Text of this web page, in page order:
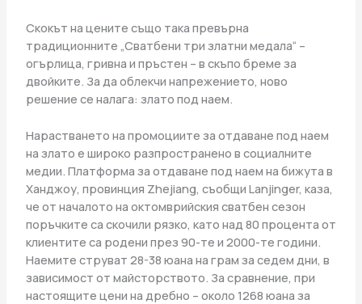
Скокът на цените също така превърна
традиционните „Сватбени три златни медала“ –
огърлица, гривна и пръстен – в скъпо бреме за
двойките. За да облекчи напрежението, ново
решение се налага: злато под наем.
Нарастването на промоциите за отдаване под наем
на злато е широко разпространено в социалните
медии. Платформа за отдаване под наем на бижута в
Ханджоу, провинция Zhejiang, съобщи Lanjinger, каза,
че от началото на октомврийския сватбен сезон
поръчките са скочили рязко, като над 80 процента от
клиентите са родени през 90-те и 2000-те години.
Наемите струват 28-38 юана на грам за седем дни, в
зависимост от майсторството. За сравнение, при
настоящите цени на дребно – около 1268 юана за